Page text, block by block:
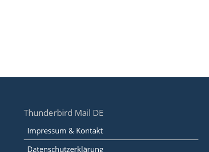
Thunderbird Mail DE
Impressum & Kontakt
Datenschutzerklärung